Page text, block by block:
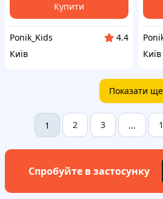
Купити
Ponik_Kids
4.4
Київ
Київ
Показати ще
1 2 3 ...
Спробуйте в застосунку